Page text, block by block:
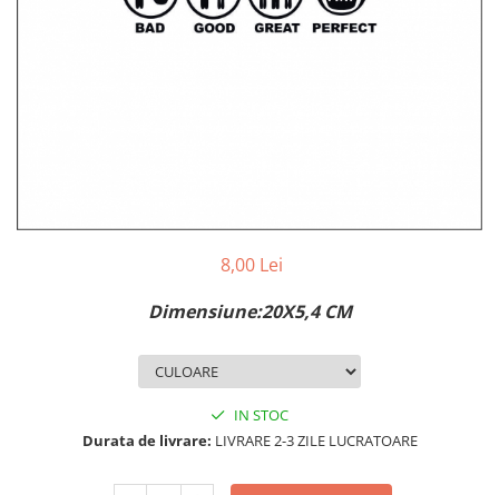
VOLVO
STICKERE PARBRIZ
STICKERE STALPI SI GEAM MIC
8,00 Lei
Dimensiune:20X5,4 CM
IN STOC
Durata de livrare: LIVRARE 2-3 ZILE LUCRATOARE